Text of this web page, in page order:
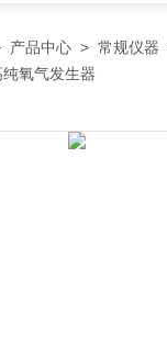
产品中心 >常规仪器
氧气发生器